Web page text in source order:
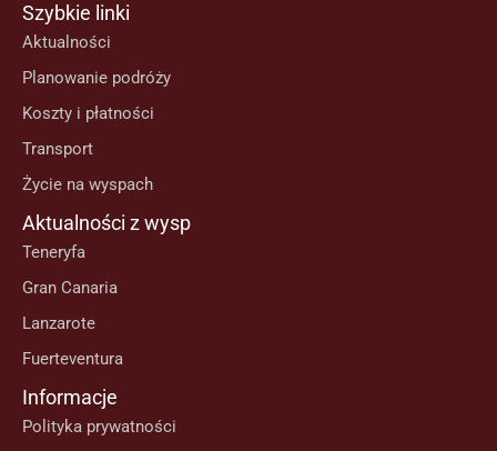
Szybkie linki
Aktualności
Planowanie podróży
Koszty i płatności
Transport
Życie na wyspach
Aktualności z wysp
Teneryfa
Gran Canaria
Lanzarote
Fuerteventura
Informacje
Polityka prywatności